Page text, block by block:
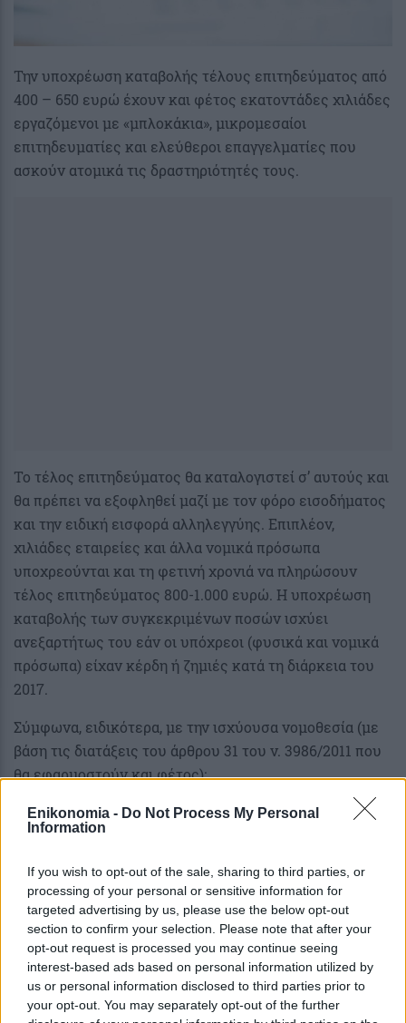
Enikonomia - Do Not Process My Personal
Information
If you wish to opt-out of the sale, sharing to third parties, or
processing of your personal or sensitive information for
targeted advertising by us, please use the below opt-out
section to confirm your selection. Please note that after your
opt-out request is processed you may continue seeing
interest-based ads based on personal information utilized by
us or personal information disclosed to third parties prior to
your opt-out. You may separately opt-out of the further
Την υποχρέωση καταβολής τέλους επιτηδεύματος από
400 – 650 ευρώ έχουν και φέτος εκατοντάδες χιλιάδες
εργαζόμενοι με «μπλοκάκια», μικρομεσαίοι
επιτηδευματίες και ελεύθεροι επαγγελματίες που
ασκούν ατομικά τις δραστηριότητές τους.
Το τέλος επιτηδεύματος θα καταλογιστεί σ’ αυτούς και
θα πρέπει να εξοφληθεί μαζί με τον φόρο εισοδήματος
και την ειδική εισφορά αλληλεγγύης. Επιπλέον,
χιλιάδες εταιρείες και άλλα νομικά πρόσωπα
υποχρεούνται και τη φετινή χρονιά να πληρώσουν
τέλος επιτηδεύματος 800-1.000 ευρώ. Η υποχρέωση
καταβολής των συγκεκριμένων ποσών ισχύει
ανεξαρτήτως του εάν οι υπόχρεοι (φυσικά και νομικά
πρόσωπα) είχαν κέρδη ή ζημιές κατά τη διάρκεια του
2017.
Σύμφωνα, ειδικότερα, με την ισχύουσα νομοθεσία (με
βάση τις διατάξεις του άρθρου 31 του ν. 3986/2011 που
θα εφαρμοστούν και φέτος):
επάγγελμα υποχρεούνται σε καταβολή ετήσιου τέλους
α) 800 ευρώ ετησίως, για νομικά πρόσωπα που ασκούν
εμπορική επιχείρηση και έχουν την έδρα τους σε
τουριστικούς τόπους και σε πόλεις ή χωριά με
πληθυσμό έως 200.000 κατοίκους,
β) 1.000 ευρώ ετησίως, για νομικά πρόσωπα που
ασκούν εμπορική επιχείρηση και έχουν την έδρα τους
σε πόλεις με πληθυσμό πάνω από 200.000 κατοίκους,